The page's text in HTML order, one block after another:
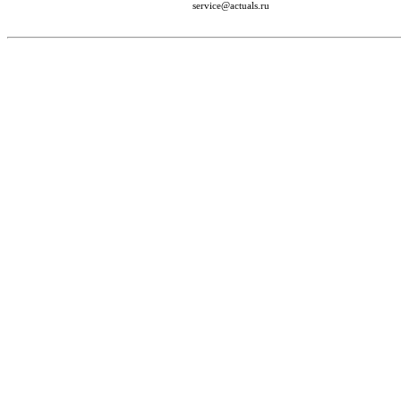
service@actuals.ru